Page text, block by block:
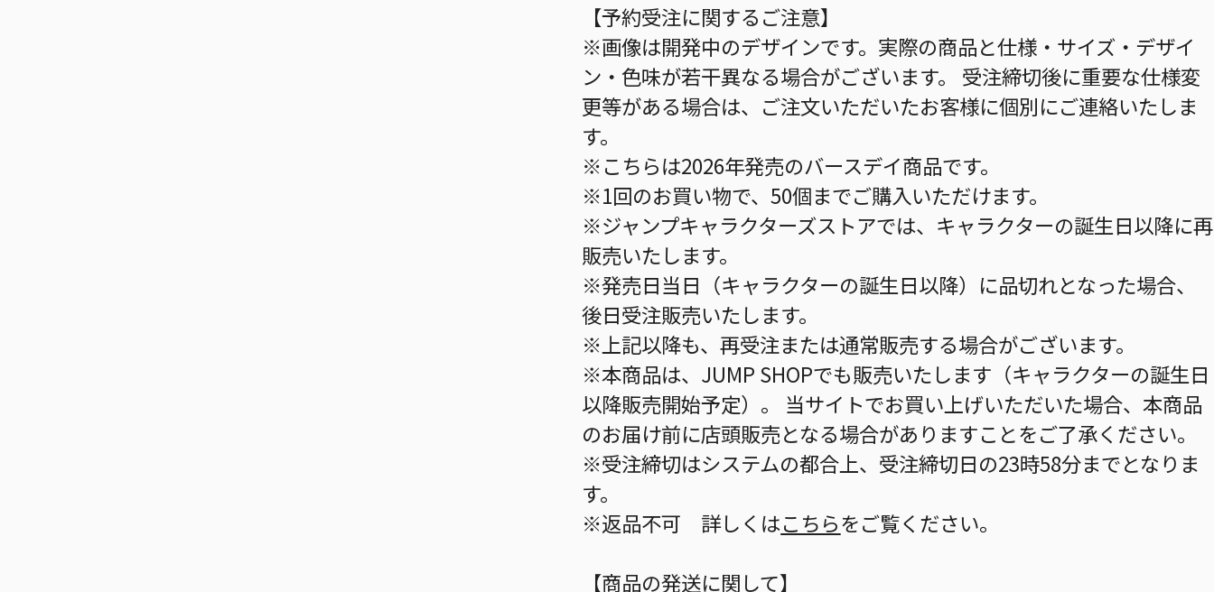
【予約受注に関するご注意】
※画像は開発中のデザインです。実際の商品と仕様・サイズ・デザイ
ン・色味が若干異なる場合がございます。 受注締切後に重要な仕様変
更等がある場合は、ご注文いただいたお客様に個別にご連絡いたしま
す。
※こちらは2026年発売のバースデイ商品です。
※1回のお買い物で、50個までご購入いただけます。
※ジャンプキャラクターズストアでは、キャラクターの誕生日以降に再
販売いたします。
※発売日当日（キャラクターの誕生日以降）に品切れとなった場合、
後日受注販売いたします。
※上記以降も、再受注または通常販売する場合がございます。
※本商品は、JUMP SHOPでも販売いたします（キャラクターの誕生日
以降販売開始予定）。 当サイトでお買い上げいただいた場合、本商品
のお届け前に店頭販売となる場合がありますことをご了承ください。
※受注締切はシステムの都合上、受注締切日の23時58分までとなりま
す。
※返品不可 詳しくはこちらをご覧ください。
【商品の発送に関して】